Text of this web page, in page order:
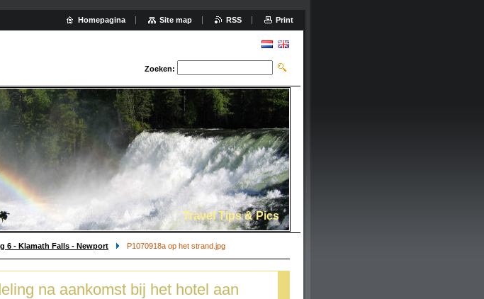
Zoeken:
Travel Tips & Pics
6 - Klamath Falls - Newport P1070918a op het strand.jpg
na aankomst bij het hotel aan
Homepagina Site map RSS Print